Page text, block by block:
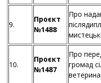
9.
Проєкт
№1488
Про
10.
Проєкт
№1487
Про
громад